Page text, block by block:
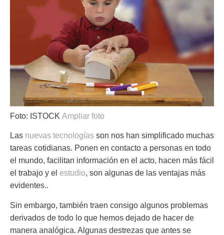
Foto: ISTOCK Ampliar foto
Las nuevas tecnologías son nos han simplificado muchas
tareas cotidianas. Ponen en contacto a personas en todo
el mundo, facilitan información en el acto, hacen más fácil
el trabajo y el estudio, son algunas de las ventajas más
evidentes..
Sin embargo, también traen consigo algunos problemas
derivados de todo lo que hemos dejado de hacer de
manera analógica. Algunas destrezas que antes se